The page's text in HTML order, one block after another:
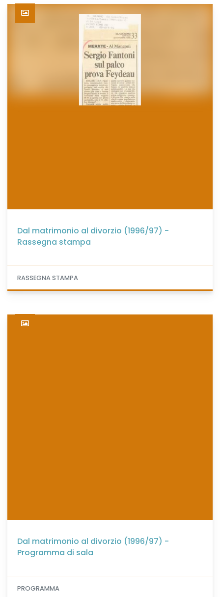
Dal matrimonio al divorzio (1996/97) -
Rassegna stampa
RASSEGNA STAMPA
Dal matrimonio al divorzio (1996/97) -
Programma di sala
PROGRAMMA